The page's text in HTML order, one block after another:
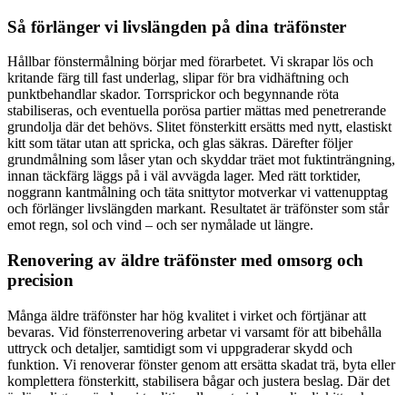
Så förlänger vi livslängden på dina träfönster
Hållbar fönstermålning börjar med förarbetet. Vi skrapar lös och
kritande färg till fast underlag, slipar för bra vidhäftning och
punktbehandlar skador. Torrsprickor och begynnande röta
stabiliseras, och eventuella porösa partier mättas med penetrerande
grundolja där det behövs. Slitet fönsterkitt ersätts med nytt, elastiskt
kitt som tätar utan att spricka, och glas säkras. Därefter följer
grundmålning som låser ytan och skyddar träet mot fuktinträngning,
innan täckfärg läggs på i väl avvägda lager. Med rätt torktider,
noggrann kantmålning och täta snittytor motverkar vi vattenupptag
och förlänger livslängden markant. Resultatet är träfönster som står
emot regn, sol och vind – och ser nymålade ut längre.
Renovering av äldre träfönster med omsorg och
precision
Många äldre träfönster har hög kvalitet i virket och förtjänar att
bevaras. Vid fönsterrenovering arbetar vi varsamt för att bibehålla
uttryck och detaljer, samtidigt som vi uppgraderar skydd och
funktion. Vi renoverar fönster genom att ersätta skadat trä, byta eller
komplettera fönsterkitt, stabilisera bågar och justera beslag. Där det